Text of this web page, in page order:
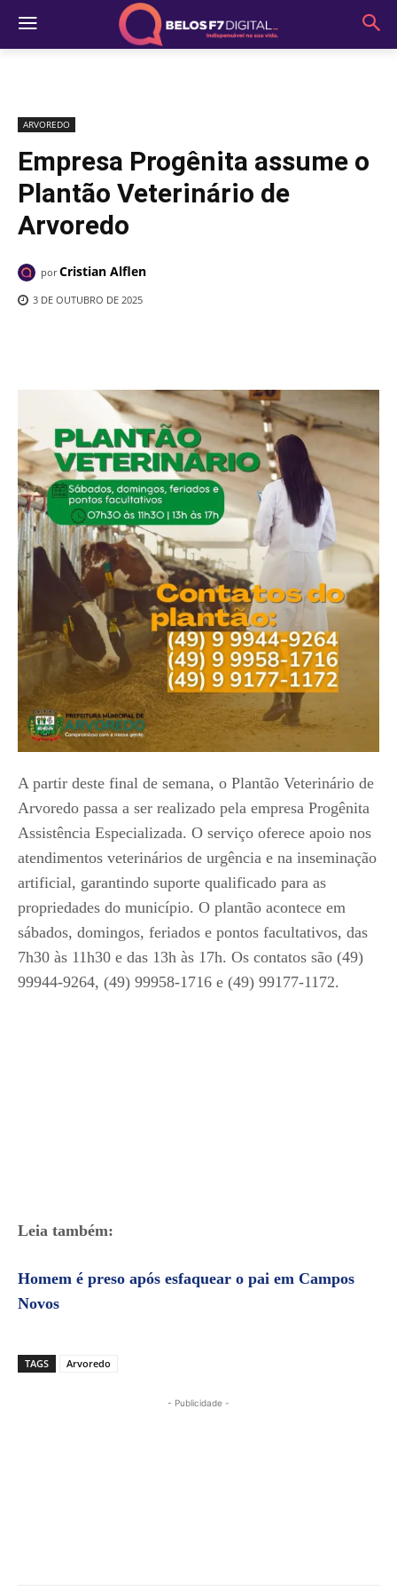
ARVOREDO
Empresa Progênita assume o
Plantão Veterinário de
Arvoredo
por Cristian Alflen
3 DE OUTUBRO DE 2025
A partir deste final de semana, o Plantão Veterinário de
Arvoredo passa a ser realizado pela empresa Progênita
Assistência Especializada. O serviço oferece apoio nos
atendimentos veterinários de urgência e na inseminação
artificial, garantindo suporte qualificado para as
propriedades do município. O plantão acontece em
sábados, domingos, feriados e pontos facultativos, das
7h30 às 11h30 e das 13h às 17h. Os contatos são (49)
99944-9264, (49) 99958-1716 e (49) 99177-1172.
Leia também:
Homem é preso após esfaquear o pai em Campos
Novos
TAGS Arvoredo
- Publicidade -